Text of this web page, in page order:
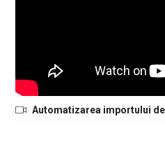
Automatizarea importului